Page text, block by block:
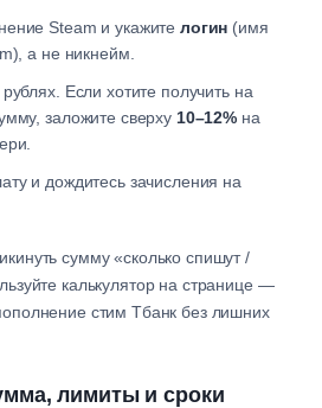
Steam и укажите логин (имя
а не никнейм.
Если хотите получить на
заложите сверху 10–12% на
и дождитесь зачисления на
сумму «сколько спишут /
калькулятор на странице —
стим Тбанк без лишних
лимиты и сроки